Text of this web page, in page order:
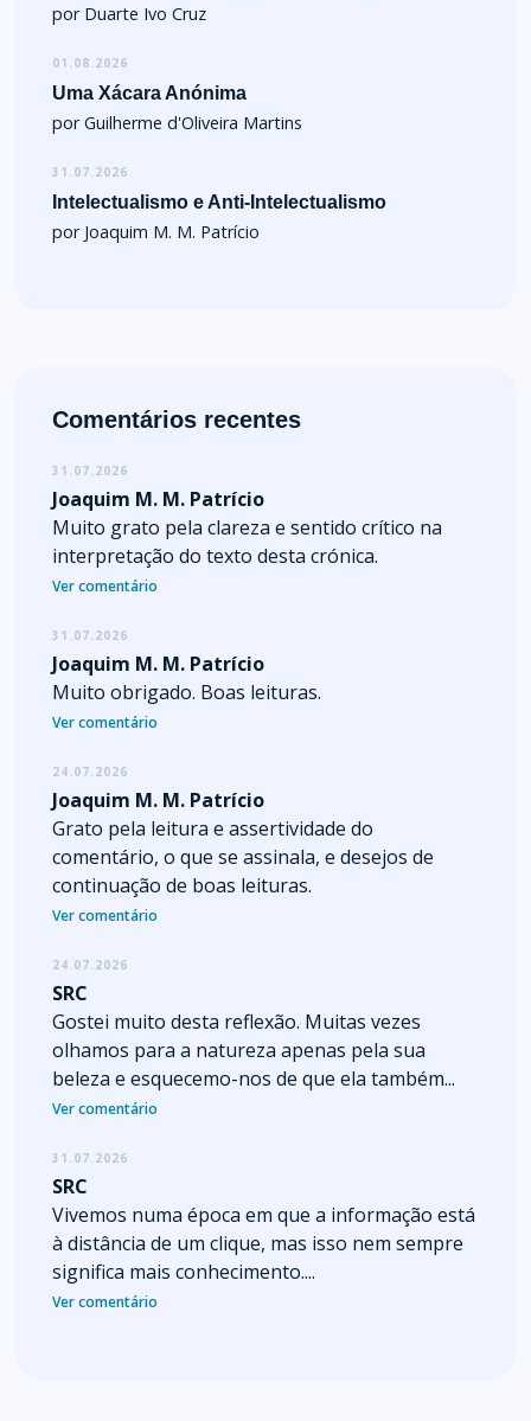
por Duarte Ivo Cruz
01.08.2026
Uma Xácara Anónima
por Guilherme d'Oliveira Martins
31.07.2026
Intelectualismo e Anti-Intelectualismo
por Joaquim M. M. Patrício
Comentários recentes
31.07.2026
Joaquim M. M. Patrício
Muito grato pela clareza e sentido crítico na
interpretação do texto desta crónica.
Ver comentário
31.07.2026
Joaquim M. M. Patrício
Muito obrigado. Boas leituras.
Ver comentário
24.07.2026
Joaquim M. M. Patrício
Grato pela leitura e assertividade do
comentário, o que se assinala, e desejos de
continuação de boas leituras.
Ver comentário
24.07.2026
SRC
Gostei muito desta reflexão. Muitas vezes
olhamos para a natureza apenas pela sua
beleza e esquecemo-nos de que ela também...
Ver comentário
31.07.2026
SRC
Vivemos numa época em que a informação está
à distância de um clique, mas isso nem sempre
significa mais conhecimento....
Ver comentário